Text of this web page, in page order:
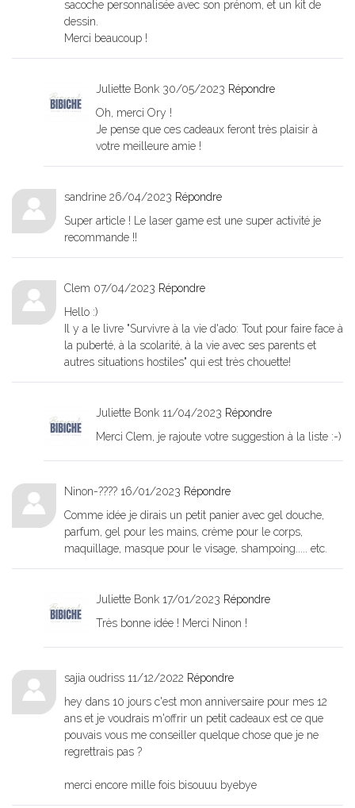
sacoche personnalisée avec son prénom, et un kit de
dessin.
Merci beaucoup !
Juliette Bonk 30/05/2023 Répondre
Oh, merci Ory !
Je pense que ces cadeaux feront très plaisir à
votre meilleure amie !
sandrine 26/04/2023 Répondre
Super article ! Le laser game est une super activité je
recommande !!
Clem 07/04/2023 Répondre
Hello :)
Il y a le livre "Survivre à la vie d'ado: Tout pour faire face à
la puberté, à la scolarité, à la vie avec ses parents et
autres situations hostiles" qui est très chouette!
Juliette Bonk 11/04/2023 Répondre
Merci Clem, je rajoute votre suggestion à la liste :-)
Ninon-???? 16/01/2023 Répondre
Comme idée je dirais un petit panier avec gel douche,
parfum, gel pour les mains, crème pour le corps,
maquillage, masque pour le visage, shampoing..... etc.
Juliette Bonk 17/01/2023 Répondre
Très bonne idée ! Merci Ninon !
sajia oudriss 11/12/2022 Répondre
hey dans 10 jours c'est mon anniversaire pour mes 12
ans et je voudrais m'offrir un petit cadeaux est ce que
pouvais vous me conseiller quelque chose que je ne
regrettrais pas ?
merci encore mille fois bisouuu byebye